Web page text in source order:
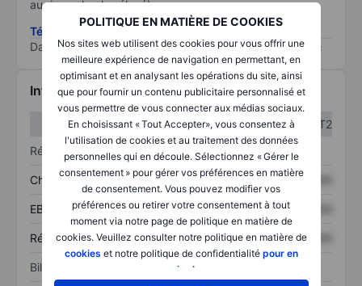
POLITIQUE EN MATIÈRE DE COOKIES
Nos sites web utilisent des cookies pour vous offrir une
meilleure expérience de navigation en permettant, en
optimisant et en analysant les opérations du site, ainsi
que pour fournir un contenu publicitaire personnalisé et
vous permettre de vous connecter aux médias sociaux.
En choisissant « Tout Accepter», vous consentez à
l'utilisation de cookies et au traitement des données
personnelles qui en découle. Sélectionnez « Gérer le
consentement » pour gérer vos préférences en matière
de consentement. Vous pouvez modifier vos
préférences ou retirer votre consentement à tout
moment via notre page de politique en matière de
cookies. Veuillez consulter notre politique en matière de
cookies et notre politique de confidentialité pour en
savoir plus
au risque le plus élevé).
Télécharger la méthodologie ESG (en anglais)
Data provided by
/
Informations financières
T1
T2
Résultats
Chiffre d’affaires XXXXXXX XXXXXXX
EBITDA XXXXXXX XXXXXXX
Résultat net XXXXXXX XXXXXXX
Bilan